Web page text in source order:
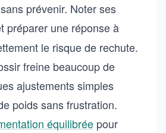
prévenir. Noter ses
préparer une réponse à
le risque de rechute.
freine beaucoup de
ajustements simples
poids sans frustration.
équilibrée pour